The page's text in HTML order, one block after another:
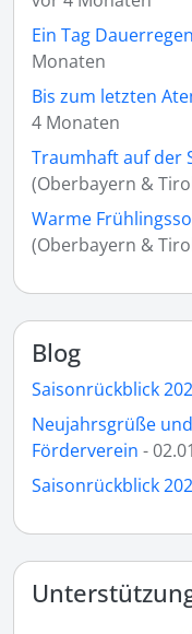
Ein Tag Dauerregen
Monaten
Bis zum letzten
4 Monaten
Traumhaft auf der
(Oberbayern &
Warme
(Oberbayern &
Blog
Saisonrückblick
Neujahrsgrüße
Förderverein -
Saisonrückblick